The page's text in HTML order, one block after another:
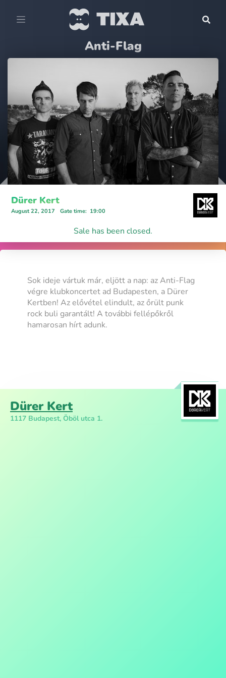
Anti-Flag
Dürer Kert
August 22, 2017 Gate time: 19:00
Sale has been closed.
Sok ideje vártuk már, eljött a nap: az Anti-Flag
végre klubkoncertet ad Budapesten, a Dürer
Kertben! Az elővétel elindult, az őrült punk
rock buli garantált! A további fellépőkről
hamarosan hírt adunk.
Dürer Kert
1117 Budapest, Öböl utca 1.